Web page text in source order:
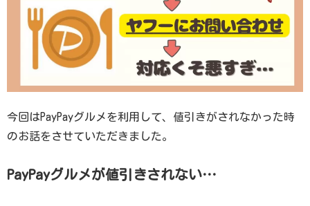
今回はPayPayグルメを利用して、値引きがされなかった時
のお話をさせていただきました。
PayPayグルメが値引きされない…